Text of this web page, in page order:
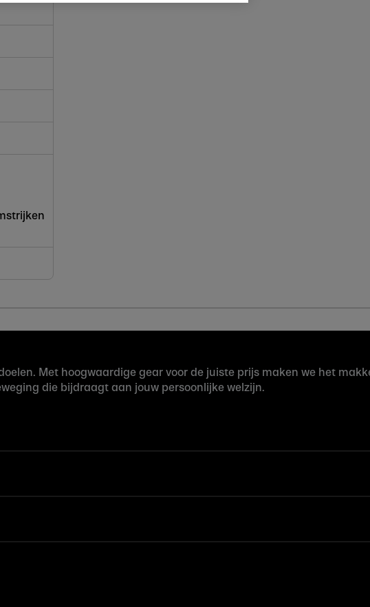
Met hoogwaardige gear voor de juiste prijs maken we het
die bijdraagt aan jouw persoonlijke welzijn.